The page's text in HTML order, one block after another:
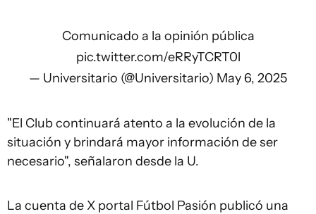
Comunicado a la opinión pública
pic.twitter.com/eRRyTCRT0l
— Universitario (@Universitario) May 6, 2025
"El Club continuará atento a la evolución de la
situación y brindará mayor información de ser
necesario", señalaron desde la U.
La cuenta de X portal Fútbol Pasión publicó una